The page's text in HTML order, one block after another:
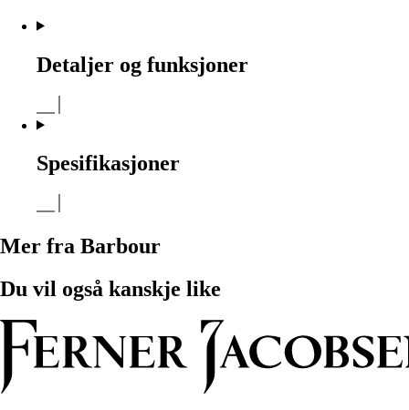
Detaljer og funksjoner
Spesifikasjoner
Mer fra Barbour
Du vil også kanskje like